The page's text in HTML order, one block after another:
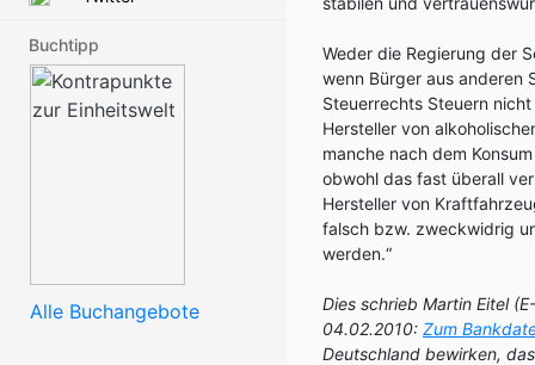
Buchtipp
Alle Buchangebote
Weder die Regierung der
wenn Bürger aus anderen
Steuerrechts Steuern
Hersteller von
manche nach dem
obwohl das fast überall
Hersteller von
falsch bzw. zweckwidrig
werden.“
Dies schrieb Martin Eitel
04.02.2010: Zum
Deutschland bewirken,